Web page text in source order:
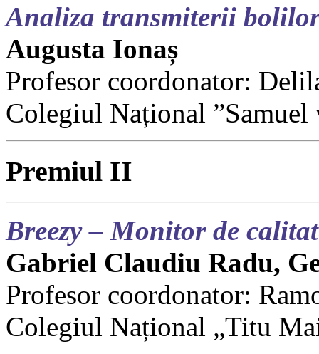
Analiza transmiterii
Augusta Ionaș
Profesor coordonator:
Colegiul Național
Premiul II
Breezy – Monitor de
Gabriel Claudiu Radu,
Profesor coordonator:
Colegiul Național „Titu